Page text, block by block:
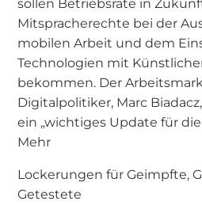
Mitspracherechte bei der
mobilen Arbeit und dem
Technologien mit
bekommen. Der
Digitalpolitiker, Marc
ein „wichtiges Update für
Mehr
Lockerungen für Geimpfte,
Getestete